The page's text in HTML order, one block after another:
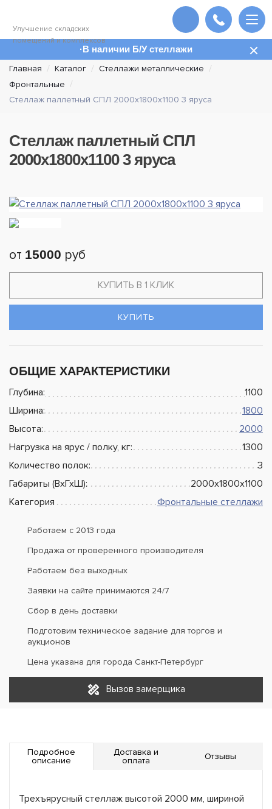
Улучшение складских
помещений и комплексов
В наличии Б/У стеллажи
Главная
Каталог
Стеллажи металлические
Фронтальные
Стеллаж паллетный СПЛ 2000х1800х1100 3 яруса
Стеллаж паллетный СПЛ
2000х1800х1100 3 яруса
от 15000 руб
КУПИТЬ В 1 КЛИК
КУПИТЬ
ОБЩИЕ ХАРАКТЕРИСТИКИ
Глубина:
1100
Ширина:
1800
Высота:
2000
Нагрузка на ярус / полку, кг:
1300
Количество полок:
3
Габариты (ВхГхШ):
2000х1800х1100
Категория
Фронтальные стеллажи
Работаем с 2013 года
Продажа от проверенного производителя
Работаем без выходных
Заявки на сайте принимаются 24/7
Сбор в день доставки
Подготовим техническое задание для торгов и
аукционов
Цена указана для города Санкт-Петербург
Вызов замерщика
Подробное
описание
Доставка и
оплата
Отзывы
Трехъярусный стеллаж высотой 2000 мм, шириной